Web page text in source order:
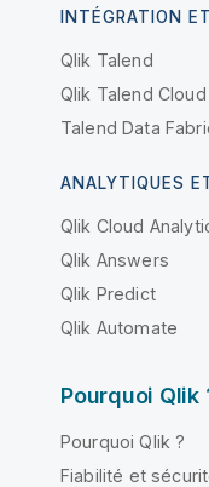
INTÉGRATION
Qlik Talend
Qlik Talend Cloud
Talend Data
ANALYTIQUES
Qlik Cloud
Qlik Answers
Qlik Predict
Qlik Automate
Pourquoi Qlik
Pourquoi Qlik ?
Fiabilité et